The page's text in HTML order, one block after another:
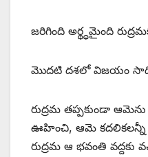
జరిగింది అర్థ్ధమైంది
మొదటి దశలో విజయం
రుద్రమ తప్పకుండా ఆమెను
ఊహించి, ఆమె కదలికలన్నీ
రుద్రమ ఆ భవంతి వద్దకు